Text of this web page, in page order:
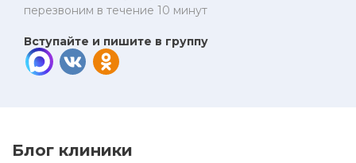
перезвоним в течение 10 минут
Вступайте и пишите в группу
Блог клиники